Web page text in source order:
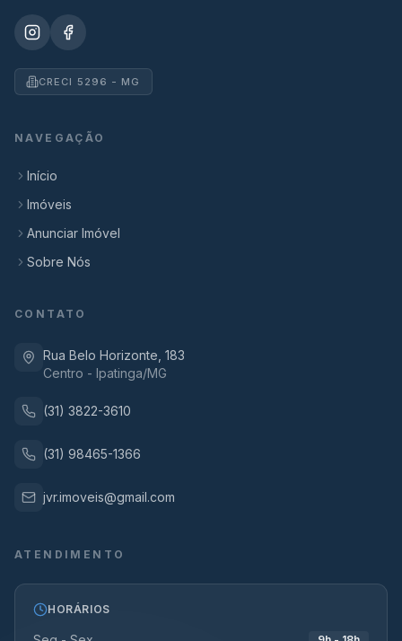
CRECI 5296 - MG
NAVEGAÇÃO
Início
Imóveis
Anunciar Imóvel
Sobre Nós
CONTATO
Rua Belo Horizonte, 183
Centro - Ipatinga/MG
(31) 3822-3610
(31) 98465-1366
jvr.imoveis@gmail.com
ATENDIMENTO
HORÁRIOS